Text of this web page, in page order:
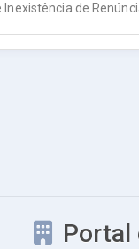
Inexistência de
Portal